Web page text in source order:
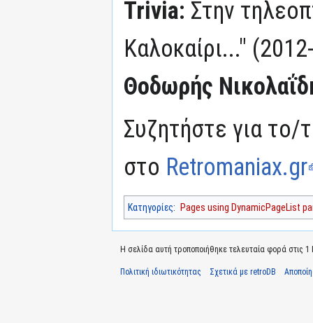
Trivia: Στην
Καλοκαίρι..."
Θοδωρής
Συζητήστε για το/
στο Retromaniax.gr
Κατηγορίες: Pages using DynamicPageList
Η σελίδα αυτή τροποποιήθηκε τελευταία φορά στις 1
Πολιτική ιδιωτικότητας Σχετικά με retroDB